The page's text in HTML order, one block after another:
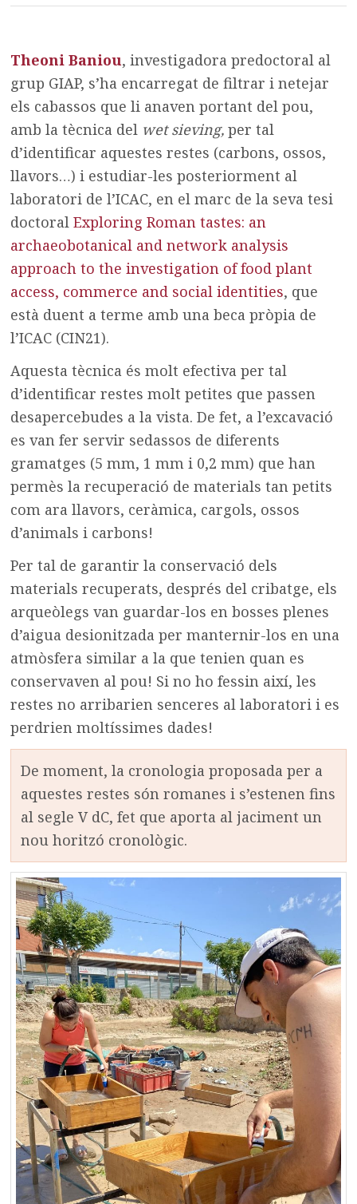
Theoni Baniou, investigadora predoctoral al
grup GIAP, s’ha encarregat de filtrar i netejar
els cabassos que li anaven portant del pou,
amb la tècnica del wet sieving, per tal
d’identificar aquestes restes (carbons, ossos,
llavors…) i estudiar-les posteriorment al
laboratori de l’ICAC, en el marc de la seva tesi
doctoralExploring Roman tastes: an
archaeobotanical and network analysis
approach to the investigation of food plant
access, commerce and social identities, que
està duent a terme amb una beca pròpia de
l’ICAC (CIN21).
Aquesta tècnica és molt efectiva per tal
d’identificar restes molt petites que passen
desapercebudes a la vista. De fet, a l’excavació
es van fer servir sedassos de diferents
gramatges (5 mm, 1 mm i 0,2 mm) que han
permès la recuperació de materials tan petits
com ara llavors, ceràmica, cargols, ossos
d’animals i carbons!
Per tal de garantir la conservació dels
materials recuperats, després del cribatge, els
arqueòlegs van guardar-los en bosses plenes
d’aigua desionitzada per manternir-los en una
atmòsfera similar a la que tenien quan es
conservaven al pou! Si no ho fessin així, les
restes no arribarien senceres al laboratori i es
perdrien moltíssimes dades!
De moment, la cronologia proposada per a
aquestes restes són romanes i s’estenen fins
al segle V dC, fet que aporta al jaciment un
nou horitzó cronològic.